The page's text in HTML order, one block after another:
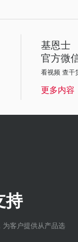
基恩士
官方微
看视频 查干
更多内容
持
客户提供从产品选